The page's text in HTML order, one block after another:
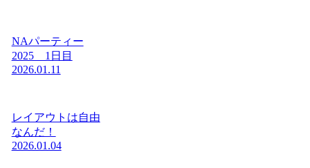
NAパーティー
2025 1日目
2026.01.11
レイアウトは自由
なんだ！
2026.01.04